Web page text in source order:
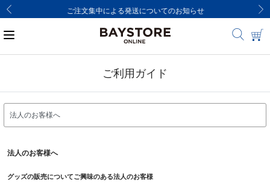
ご注文集中による発送についてのお知らせ
ご利用ガイド
法人のお客様へ
グッズの販売についてご興味のある法人のお客様